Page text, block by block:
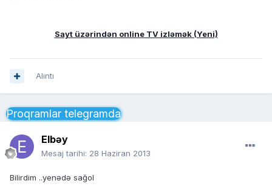
Sayt üzərindən online TV izləmək (Yeni)
Alıntı
Proqramlar telegramda
Elbəy
Mesaj tarihi: 28 Haziran 2013
Bilirdim ..yenədə sağol